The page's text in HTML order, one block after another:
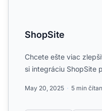
ShopSite
Chcete ešte viac
si integráciu ShopSite
May 20, 2025 5 min